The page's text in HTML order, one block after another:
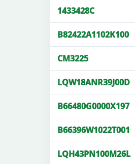
1433428C
B82422A1102K100
CM3225
LQW18ANR39J00D
B66480G0000X197
B66396W1022T001
LQH43PN100M26L